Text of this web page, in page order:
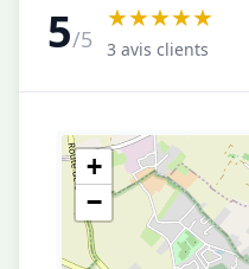
5/5
★★★★★
3 avis clients
+
−